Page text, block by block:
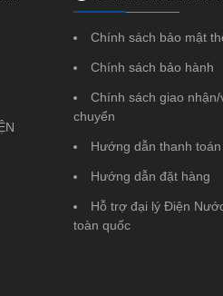
Chính sách bảo mật
Chính sách bảo hành
Chính sách giao nhận/
chuyển
Hướng dẫn thanh toán
Hướng dẫn đặt hàng
Hỗ trợ đại lý Điện
toàn quốc